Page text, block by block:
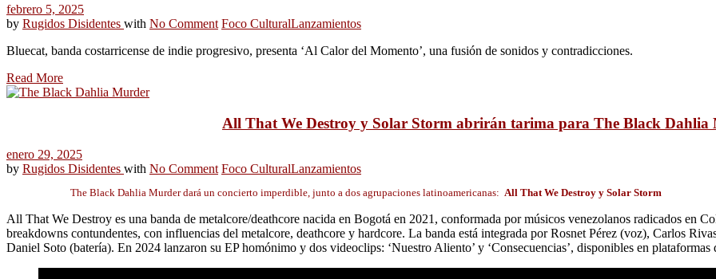
febrero 5, 2025
by Rugidos Disidentes with No Comment Foco CulturalLanzamientos
Bluecat, banda costarricense de indie progresivo, presenta ‘Al Calor del Momento’, una fusión de sonidos y contradicciones.
Read More
All That We Destroy y Solar Storm abrirán tarima para The Black Dahlia
enero 29, 2025
by Rugidos Disidentes with No Comment Foco CulturalLanzamientos
The Black Dahlia Murder dará un concierto imperdible, junto a dos agrupaciones latinoamericanas: All That We Destroy y Solar Storm
All That We Destroy es una banda de metalcore/deathcore nacida en Bogotá en 2021, conformada por músicos venezolanos radicados en
breakdowns contundentes, con influencias del metalcore, deathcore y hardcore. La banda está integrada por Rosnet Pérez (voz), Carlos
Daniel Soto (batería). En 2024 lanzaron su EP homónimo y dos videoclips: ‘Nuestro Aliento’ y ‘Consecuencias’, disponibles en plataformas